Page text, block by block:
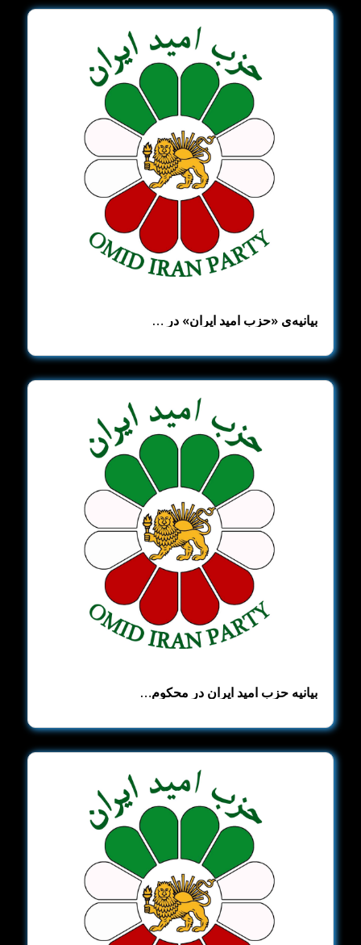
بیانیه‌ی «حزب امید ایران» در …
بیانیه حزب امید ایران در محکوم…